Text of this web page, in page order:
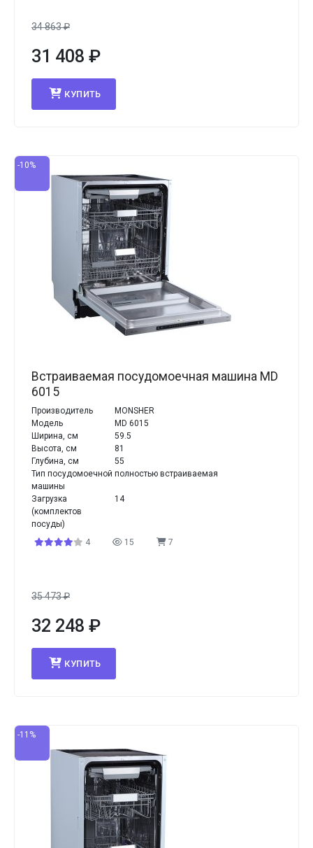
34 863₽
31 408 ₽
КУПИТЬ
-10%
Встраиваемая посудомоечная машина MD
6015
Производитель
MONSHER
Модель
MD 6015
Ширина, см
59.5
Высота, см
81
Глубина, см
55
Тип посудомоечной
машины
полностью встраиваемая
Загрузка
(комплектов
посуды)
14
4 15 7
35 473₽
32 248 ₽
КУПИТЬ
-11%